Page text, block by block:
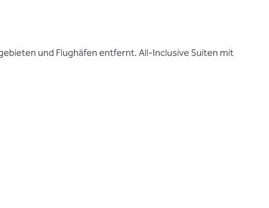
und Flughäfen entfernt. All-Inclusive Suiten mit